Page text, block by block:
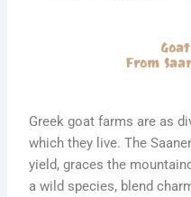
From
Greek goat farms are as
which they live. The
yield, graces the
a wild species, blend